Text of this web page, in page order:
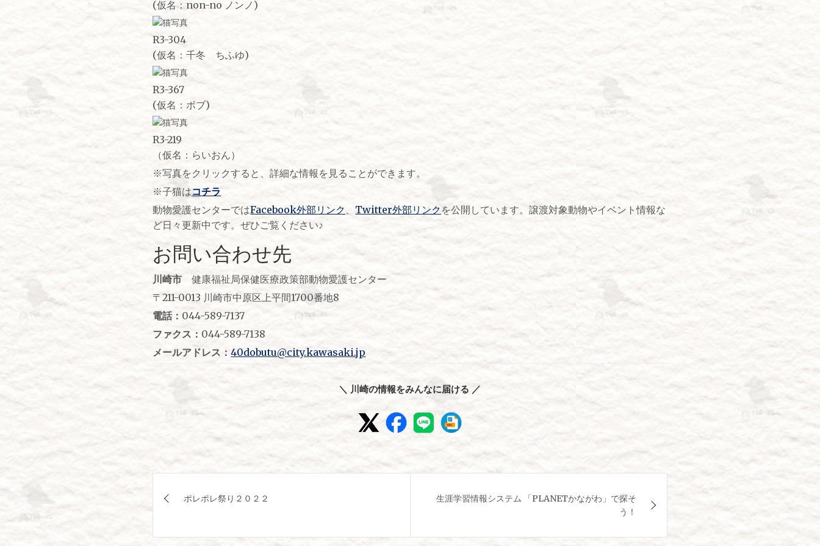
(仮名：non-no ノンノ)
R3-304
(仮名：千冬 ちふゆ)
R3-367
(仮名：ボブ)
R3-219
（仮名：らいおん）
※写真をクリックすると、詳細な情報を見ることができます。
※子猫はコチラ
動物愛護センターではFacebook外部リンク、Twitter外部リンク を公開しています。譲渡対象動物やイベント情報な
ど日々更新中です。ぜひご覧ください♪
お問い合わせ先
川崎市健康福祉局保健医療政策部動物愛護センター
〒211-0013 川崎市中原区上平間1700番地8
電話： 044-589-7137
ファクス： 044-589-7138
メールアドレス：40dobutu@city.kawasaki.jp
＼ 川崎の情報をみんなに届ける ／
稿
ナ
ポレポレ祭り２０２２
生涯学習情報システム 「PLANETかながわ」で探そ
う！